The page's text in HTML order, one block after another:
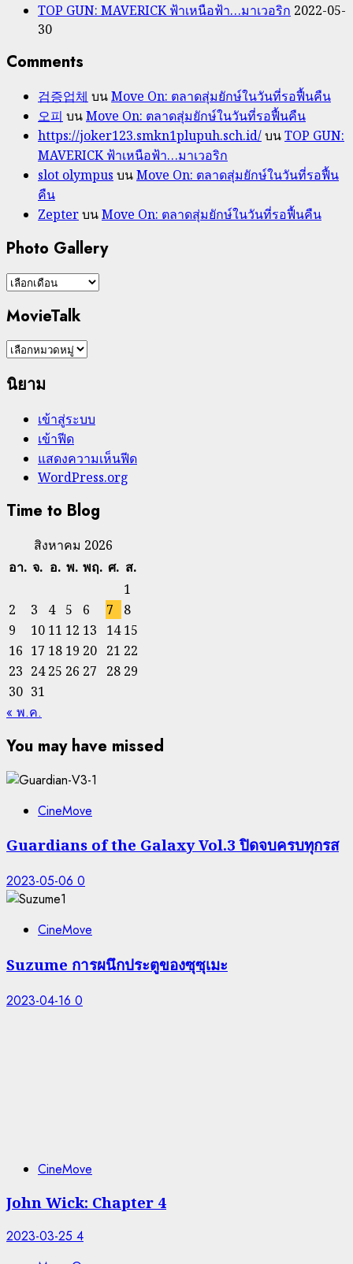
TOP GUN: MAVERICK ฟ้าเหนือฟ้า…มาเวอริก 2022-05-
30
Comments
검증업체 บนMove On: ตลาดสุ่มยักษ์ในวันที่รอฟื้นคืน
오피 บนMove On: ตลาดสุ่มยักษ์ในวันที่รอฟื้นคืน
https://joker123.smkn1plupuh.sch.id/บนTOP GUN:
MAVERICK ฟ้าเหนือฟ้า…มาเวอริก
slot olympus บนMove On: ตลาดสุ่มยักษ์ในวันที่รอฟื้น
คืน
ZepterบนMove On: ตลาดสุ่มยักษ์ในวันที่รอฟื้นคืน
Photo Gallery
Photo
MovieTalk
MovieTalk
นิยาม
เข้าสู่ระบบ
เข้าฟีด
แสดงความเห็นฟีด
WordPress.org
Time to Blog
สิงหาคม 2026
อา. จ. อ. พ. พฤ. ศ. ส.
1
2
3 4 5 6 7
8
9
10 11 12 13 14 15
16 17 18 19 20 21 22
23 24 25 26 27 28 29
30 31
« พ.ค.
You may have missed
CineMove
Guardians of the Galaxy Vol.3 ปิดจบครบทุกรส
2023-05-06 0
CineMove
Suzume การผนึกประตูของซุซุเมะ
2023-04-16 0
CineMove
John Wick: Chapter 4
2023-03-25 4